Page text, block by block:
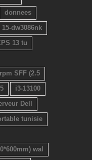
donnees
15-dw3086nk
13 tu
SFF (2.5
i3-13100
Dell
tunisie
wal